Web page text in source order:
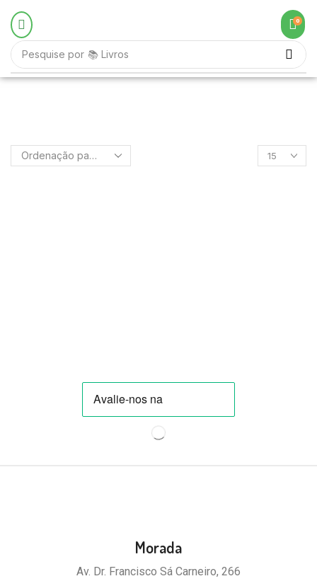
Pesquise por 📚 Livros
0
Morada
Av. Dr. Francisco Sá Carneiro, 266